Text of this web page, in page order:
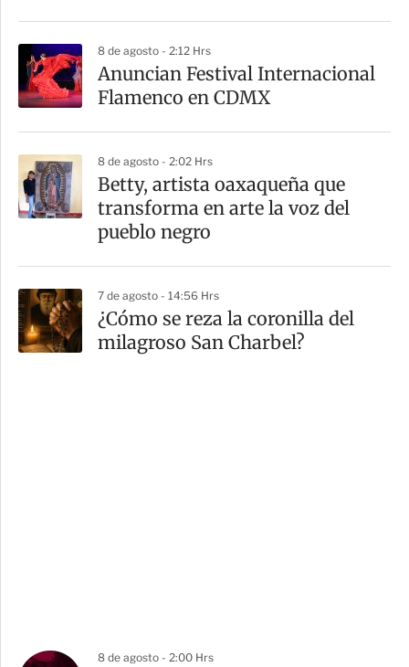
8 de agosto - 2:12 Hrs
Anuncian Festival Internacional
Flamenco en CDMX
8 de agosto - 2:02 Hrs
Betty, artista oaxaqueña que
transforma en arte la voz del
pueblo negro
7 de agosto - 14:56 Hrs
¿Cómo se reza la coronilla del
milagroso San Charbel?
8 de agosto - 2:00 Hrs